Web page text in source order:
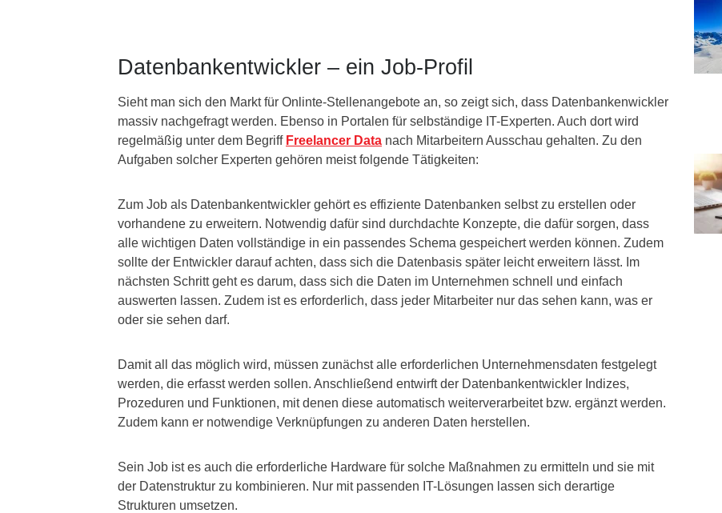
Datenbankentwickler – ein Job-Profil
Sieht man sich den Markt für Onlinte-Stellenangebote an, so zeigt sich, dass Datenbankenwickler
massiv nachgefragt werden. Ebenso in Portalen für selbständige IT-Experten. Auch dort wird
regelmäßig unter dem Begriff Freelancer Data nach Mitarbeitern Ausschau gehalten. Zu den
Aufgaben solcher Experten gehören meist folgende Tätigkeiten:
Zum Job als Datenbankentwickler gehört es effiziente Datenbanken selbst zu erstellen oder
vorhandene zu erweitern. Notwendig dafür sind durchdachte Konzepte, die dafür sorgen, dass
alle wichtigen Daten vollständige in ein passendes Schema gespeichert werden können. Zudem
sollte der Entwickler darauf achten, dass sich die Datenbasis später leicht erweitern lässt. Im
nächsten Schritt geht es darum, dass sich die Daten im Unternehmen schnell und einfach
auswerten lassen. Zudem ist es erforderlich, dass jeder Mitarbeiter nur das sehen kann, was er
oder sie sehen darf.
Damit all das möglich wird, müssen zunächst alle erforderlichen Unternehmensdaten festgelegt
werden, die erfasst werden sollen. Anschließend entwirft der Datenbankentwickler Indizes,
Prozeduren und Funktionen, mit denen diese automatisch weiterverarbeitet bzw. ergänzt werden.
Zudem kann er notwendige Verknüpfungen zu anderen Daten herstellen.
Sein Job ist es auch die erforderliche Hardware für solche Maßnahmen zu ermitteln und sie mit
der Datenstruktur zu kombinieren. Nur mit passenden IT-Lösungen lassen sich derartige
Strukturen umsetzen.